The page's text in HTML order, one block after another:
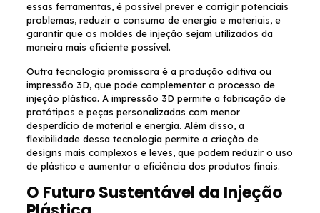
essas ferramentas, é possível prever e corrigir potenciais
problemas, reduzir o consumo de energia e materiais, e
garantir que os moldes de injeção sejam utilizados da
maneira mais eficiente possível.
Outra tecnologia promissora é a produção aditiva ou
impressão 3D, que pode complementar o processo de
injeção plástica. A impressão 3D permite a fabricação de
protótipos e peças personalizadas com menor
desperdício de material e energia. Além disso, a
flexibilidade dessa tecnologia permite a criação de
designs mais complexos e leves, que podem reduzir o uso
de plástico e aumentar a eficiência dos produtos finais.
O Futuro Sustentável da Injeção